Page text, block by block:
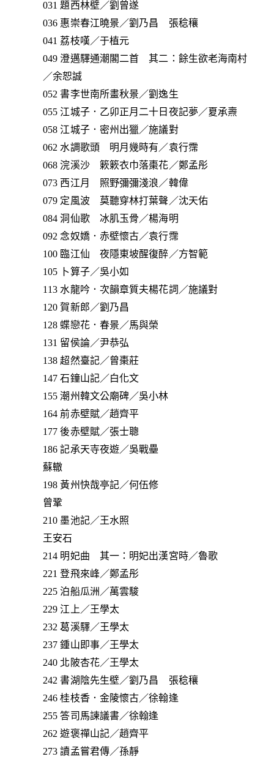
031 題西林壁／劉曾遂
036 惠崇春江曉景／劉乃昌 張稔穰
041 荔枝嘆／于植元
049 澄邁驛通潮閣二首 其二：餘生欲老海南村
／余恕誠
052 書李世南所畫秋景／劉逸生
055 江城子．乙卯正月二十日夜記夢／夏承燾
058 江城子．密州出獵／施議對
062 水調歌頭 明月幾時有／袁行霈
068 浣溪沙 簌簌衣巾落棗花／鄭孟彤
073 西江月 照野彌彌淺浪／韓偉
079 定風波 莫聽穿林打葉聲／沈天佑
084 洞仙歌 冰肌玉骨／楊海明
092 念奴嬌．赤壁懷古／袁行霈
100 臨江仙 夜隱東坡醒復醉／方智範
105 卜算子／吳小如
113 水龍吟．次韻章質夫楊花詞／施議對
120 賀新郎／劉乃昌
128 蝶戀花．春景／馬與榮
131 留侯論／尹恭弘
138 超然臺記／曾棗莊
147 石鐘山記／白化文
155 潮州韓文公廟碑／吳小林
164 前赤壁賦／趙齊平
177 後赤壁賦／張士聰
186 記承天寺夜遊／吳戰壘
蘇轍
198 黃州快哉亭記／何伍修
曾鞏
210 墨池記／王水照
王安石
214 明妃曲 其一：明妃出漢宮時／魯歌
221 登飛來峰／鄭孟彤
225 泊船瓜洲／萬雲駿
229 江上／王學太
232 葛溪驛／王學太
237 鍾山即事／王學太
240 北陂杏花／王學太
242 書湖陰先生壁／劉乃昌 張稔穰
246 桂枝香．金陵懷古／徐翰逢
255 答司馬諫議書／徐翰逢
262 遊褒禪山記／趙齊平
273 讀孟嘗君傳／孫靜